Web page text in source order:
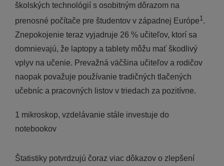
školských technológií s osobitným dôrazom na
prenosné počítače pre študentov v západnej Európe1 .
Znepokojenie teraz vyjadruje 26 % učiteľov, ktorí sa
domnievajú, že laptopy a tablety môžu mať škodlivý
vplyv na učenie. Prevažná väčšina učiteľov a rodičov
naopak považuje používanie tradičných tlačených
učebníc a pracovných listov v triedach za pozitívne.
1 mikroskop, vzdelávanie stále investuje do
notebookov
Štatistiky potvrdzujú čoraz viac dôkazov o zlepšení